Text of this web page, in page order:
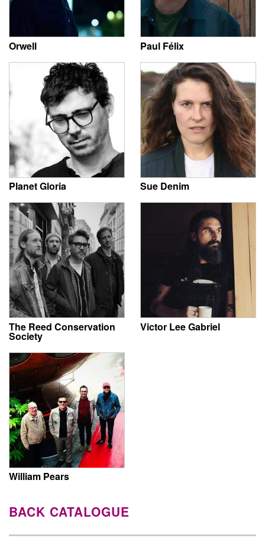
Orwell Paul Félix
Planet Gloria Sue Denim
The Reed Conservation
Society
Victor Lee Gabriel
William Pears
BACK CATALOGUE